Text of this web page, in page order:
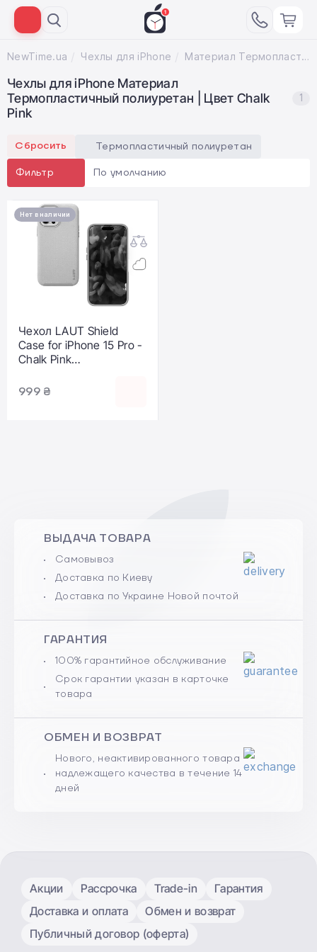
NewTime.ua Чехлы для iPhone Материал Термопластичный полиуретан; Цвет Chalk Pink
Чехлы для iPhone Материал
Термопластичный полиуретан | Цвет Chalk
Pink
1
Сбросить Термопластичный полиуретан
Фильтр По умолчанию
Нет в наличии
Чехол LAUT Shield
Case for iPhone 15 Pro -
Chalk Pink
999 ₴
ВЫДАЧА ТОВАРА
Самовывоз
Доставка по Киеву
Доставка по Украине Новой почтой
ГАРАНТИЯ
100% гарантийное обслуживание
Срок гарантии указан в карточке
товара
ОБМЕН И ВОЗВРАТ
Нового, неактивированного товара
надлежащего качества в течение 14
дней
Акции Рассрочка Trade-in
Гарантия
Доставка и оплата
Обмен и возврат
Публичный договор (оферта)